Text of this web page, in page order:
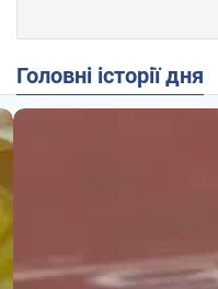
Головні історії дня